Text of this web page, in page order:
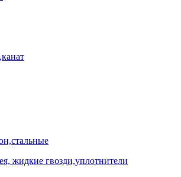
жидкие гвозди,уплотнители